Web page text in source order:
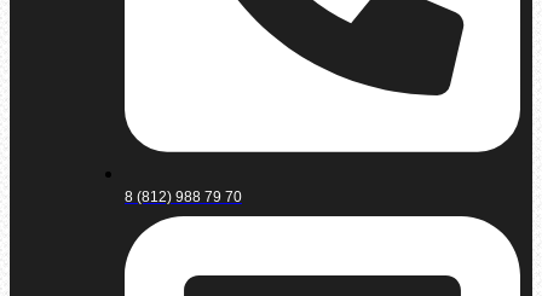
8 (812) 988 79 70